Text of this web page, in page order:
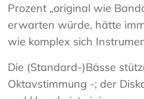
Prozent „original wie
erwarten würde, hätte
wie komplex sich
Die (Standard-)Bässe
Oktavstimmung -; der